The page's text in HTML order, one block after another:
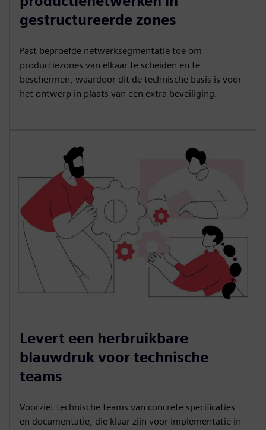
gestructureerde zones
Past beproefde netwerksegmentatie toe om
productiezones van elkaar te scheiden en te
beschermen, waardoor dit de technische basis is voor
het ontwerp in plaats van een extra beveiliging.
Levert een herbruikbare
blauwdruk voor technische
teams
Voorziet technische teams van concrete specificaties
en documentatie, die klaar zijn voor implementatie in